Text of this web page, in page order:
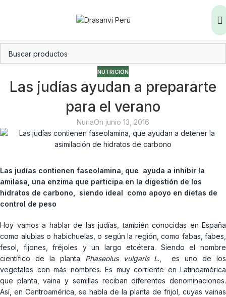
NUTRICIÓN
Las judías ayudan a prepararte
para el verano
NuriaOn junio 13, 2016
Las judías contienen faseolamina, que ayuda a inhibir la
amilasa, una enzima que participa en la digestión de los
hidratos de carbono, siendo ideal como apoyo en dietas de
control de peso
Hoy vamos a hablar de las judías, también conocidas en España
como alubias o habichuelas, o según la región, como fabas, fabes,
fesol, fijones, fréjoles y un largo etcétera. Siendo el nombre
científico de la planta Phaseolus vulgaris L., es uno de los
vegetales con más nombres. Es muy corriente en Latinoamérica
que planta, vaina y semillas reciban diferentes denominaciones.
Así, en Centroamérica, se habla de la planta de frijol, cuyas vainas